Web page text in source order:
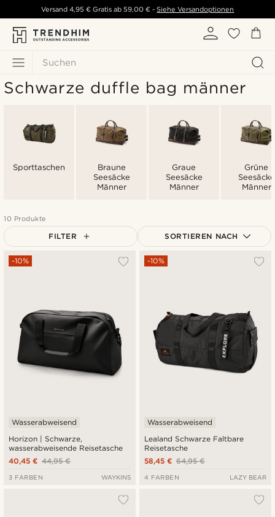
Suchen
Versand 4,95 € Gratis ab 59,00 € - Siehe Versandoptionen
Schwarze duffle bag männer
Sporttaschen
Braune
Seesäcke
Männer
Graue
Seesäcke
Männer
Grüne
Seesäcke
Männer
10 Produkte
FILTER SORTIEREN NACH
Am Beliebtesten
Höchster Preis
Horizon | Schwarze,
wasserabweisende Reisetasche
-10%
Wasserabweisend
44,95 €
40,45 €
3 FARBEN WAYKINS
Lealand Schwarze Faltbare
Reisetasche
-10%
Wasserabweisend
64,95 €
58,45 €
4 FARBEN LAZY BEAR